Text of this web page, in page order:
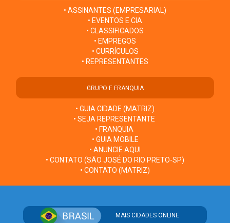
• ASSINANTES (EMPRESARIAL)
• EVENTOS E CIA
• CLASSIFICADOS
• EMPREGOS
• CURRÍCULOS
• REPRESENTANTES
GRUPO E FRANQUIA
• GUIA CIDADE (MATRIZ)
• SEJA REPRESENTANTE
• FRANQUIA
• GUIA MOBILE
• ANUNCIE AQUI
• CONTATO (SÃO JOSÉ DO RIO PRETO-SP)
• CONTATO (MATRIZ)
MAIS CIDADES ONLINE